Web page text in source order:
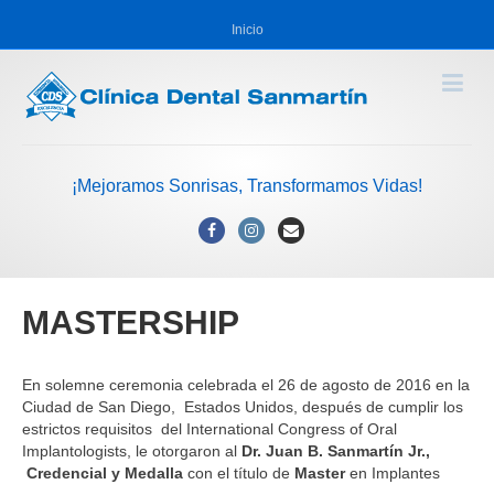
Inicio
¡Mejoramos Sonrisas, Transformamos Vidas!
FacebookInstagram
Email
MASTERSHIP
En solemne ceremonia celebrada el 26 de agosto de 2016 en la
Ciudad de San Diego, Estados Unidos, después de cumplir los
estrictos requisitos del International Congress of Oral
Implantologists, le otorgaron al Dr. Juan B. Sanmartín Jr.,
Credencial y Medalla con el título de Masteren Implantes